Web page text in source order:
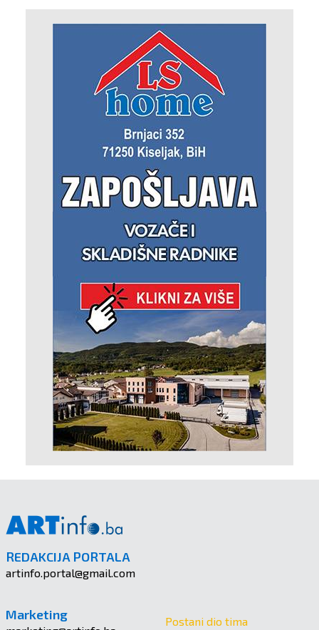
REDAKCIJA PORTALA
artinfo.portal@gmail.com
Marketing Postani dio tima